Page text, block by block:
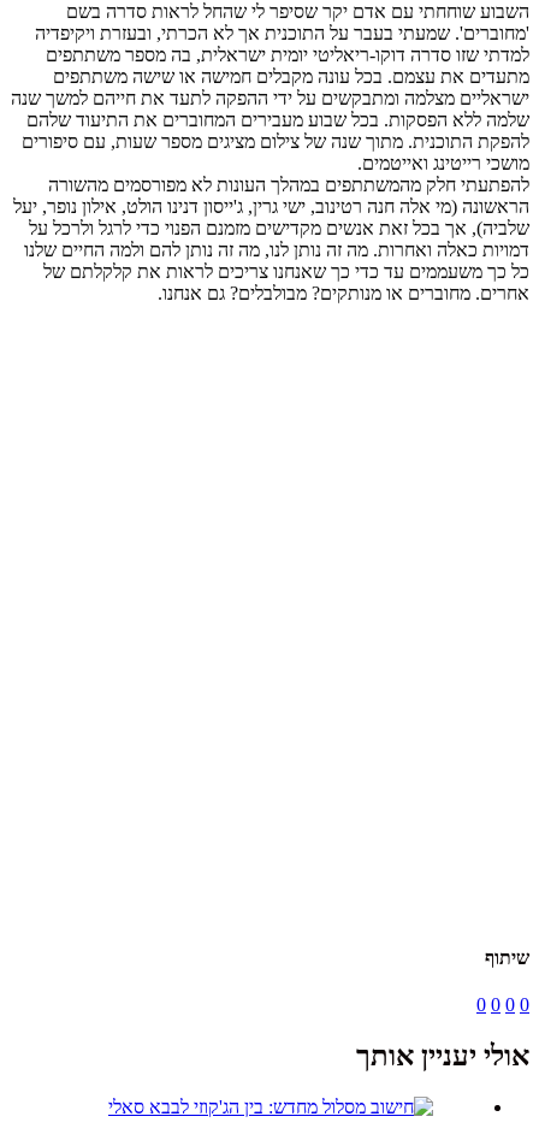
השבוע שוחחתי עם אדם יקר שסיפר לי שהחל לראות סדרה בשם
'מחוברים'. שמעתי בעבר על התוכנית אך לא הכרתי, ובעזרת ויקיפדיה
למדתי שזו סדרה דוקו-ריאליטי יומית ישראלית, בה מספר משתתפים
מתעדים את עצמם. בכל עונה מקבלים חמישה או שישה משתתפים
ישראליים מצלמה ומתבקשים על ידי ההפקה לתעד את חייהם למשך שנה
שלמה ללא הפסקות. בכל שבוע מעבירים המחוברים את התיעוד שלהם
להפקת התוכנית. מתוך שנה של צילום מציגים מספר שעות, עם סיפורים
מושכי רייטינג ואייטמים.
להפתעתי חלק מהמשתתפים במהלך העונות לא מפורסמים מהשורה
הראשונה (מי אלה חנה רטינוב, ישי גרין, ג'ייסון דנינו הולט, אילון נופר, יעל
שלביה), אך בכל זאת אנשים מקדישים מזמנם הפנוי כדי לרגל ולרכל על
דמויות כאלה ואחרות. מה זה נותן לנו, מה זה נותן להם ולמה החיים שלנו
כל כך משעממים עד כדי כך שאנחנו צריכים לראות את קלקלתם של
אחרים. מחוברים או מנותקים? מבולבלים? גם אנחנו.
שיתוף
0
0
0
0
אולי יעניין אותך